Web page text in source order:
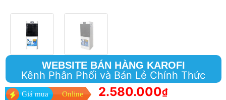
WEBSITE BÁN HÀNG KAROFI
Kênh Phân Phối và Bán Lẻ Chính Thức
Giá mua Online 2.580.000₫